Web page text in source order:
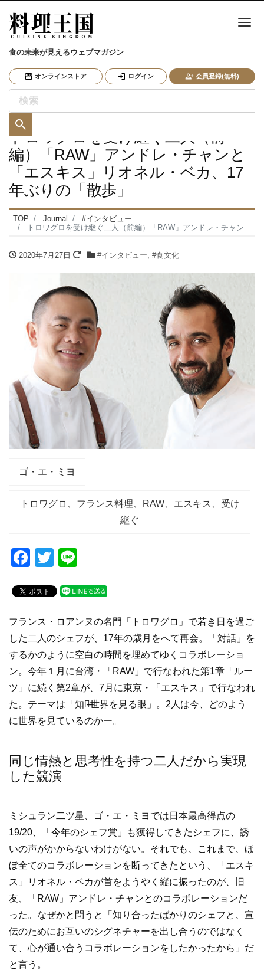
食の未来が見えるウェブマガジン
オンラインストア ログイン 会員登録(無料)
ナ
トロワグロを受け継ぐ二人（前
編）「RAW」アンドレ・チャンと
「エスキス」リオネル・ベカ、17
年ぶりの「散歩」
TOP Journal
#インタビュー
トロワグロを受け継ぐ二人（前編）「RAW」アンドレ・チャンと「エスキス」リオネル・ベカ、17年ぶりの「散歩」
2020年7月27日 #インタビュー, #食文化
ゴ・エ・ミヨ
トロワグロ、フランス料理、RAW、エスキス、受け
継ぐ
F
c
e
b
o
o
k
T
tt
er
e
フランス・ロアンヌの名門「トロワグロ」で若き日を過ご
した二人のシェフが、17年の歳月をへて再会。「対話」を
するかのように空白の時間を埋めてゆくコラボレーショ
ン。今年１月に台湾・「RAW」で行なわれた第1章「ルー
ツ」に続く第2章が、7月に東京・「エスキス」で行なわれ
た。テーマは「知覚̶世界を見る眼」。2人は今、どのよう
に世界を見ているのかー。
同じ情熱と思考性を持つ二人だから実現
した競演
ミシュラン二ツ星、ゴ・エ・ミヨでは日本最高得点の
19/20、「今年のシェフ賞」も獲得してきたシェフに、誘
いの声がかからないわけがない。それでも、これまで、ほ
ぼ全てのコラボレーションを断ってきたという、「エスキ
ス」リオネル・ベカが首をようやく縦に振ったのが、旧
友、「RAW」アンドレ・チャンとのコラボレーションだ
った。なぜかと問うと「知り合ったばかりのシェフと、宣
伝のためにお互いのシグネチャーを出し合うのではなく
て、心が通い合うコラボレーションをしたかったから」だ
と言う。